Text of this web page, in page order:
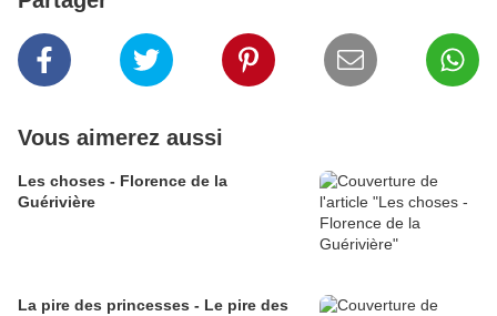
Vous aimerez aussi
Les choses - Florence de la
Guérivière
La pire des princesses - Le pire des